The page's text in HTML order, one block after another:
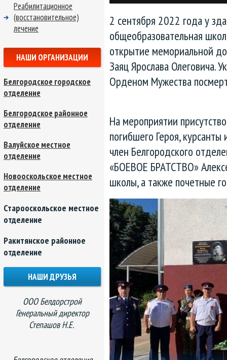
2 сентября 2022 года у
общеобразовательная
открытие мемориальной
Заяц Ярослава Олеговича.
Орденом Мужества
На мероприятии
погибшего Героя,
член Белгородского
«БОЕВОЕ БРАТСТВО»
школы, а также почетные
Реабилитационное
(восстановительное)
лечение
НАШИ ОРГАНИЗАЦИИ
Белгородское городское
отделение
Белгородское районное
отделение
Валуйское местное
отделение
Новооскольское местное
отделение
Старооскольское местное
отделение
Ракитянское районное
отделение
НАШИ ДРУЗЬЯ
ООО Белдорстрой
Генеральный директор
Степашов Н.Е.